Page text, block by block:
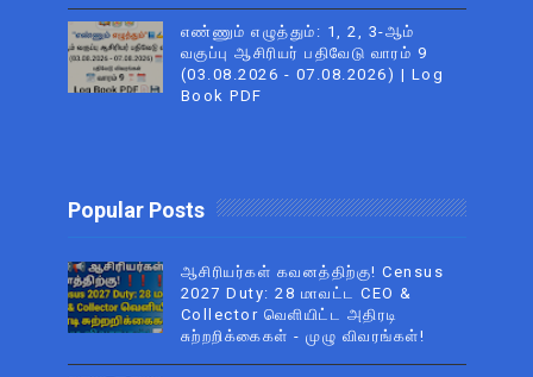
எண்ணும் எழுத்தும்: 1, 2, 3-ஆம்
வகுப்பு ஆசிரியர் பதிவேடு வாரம் 9
(03.08.2026 - 07.08.2026) | Log
Book PDF
Popular Posts
ஆசிரியர்கள் கவனத்திற்கு! Census
2027 Duty: 28 மாவட்ட CEO &
Collector வெளியிட்ட அதிரடி
சுற்றறிக்கைகள் - முழு விவரங்கள்!